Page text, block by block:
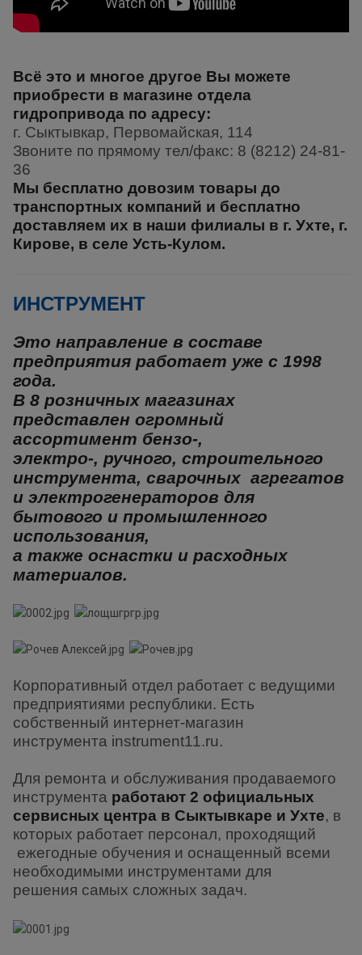
Всё это и многое другое Вы можете
приобрести в магазине отдела
гидропривода по адресу:
г. Сыктывкар, Первомайская, 114
Звоните по прямому тел/факс: 8 (8212) 24-81-
36
Мы бесплатно довозим товары до
транспортных компаний и бесплатно
доставляем их в наши филиалы в г. Ухте, г.
Кирове, в селе Усть-Кулом.
ИНСТРУМЕНТ
Это направление в составе
предприятия работает уже с 1998
года.
В 8 розничных магазинах
представлен огромный
ассортимент бензо-,
электро-, ручного, строительного
инструмента, сварочных агрегатов
и электрогенераторов для
бытового и промышленного
использования,
а также оснастки и расходных
материалов.
Корпоративный отдел работает с ведущими
предприятиями республики. Есть
собственный интернет-магазин
инструмента instrument11.ru.
Для ремонта и обслуживания продаваемого
инструмента работают 2 официальных
сервисных центра в Сыктывкаре и Ухте, в
которых работает персонал, проходящий
ежегодные обучения и оснащенный всеми
необходимыми инструментами для
решения самых сложных задач.